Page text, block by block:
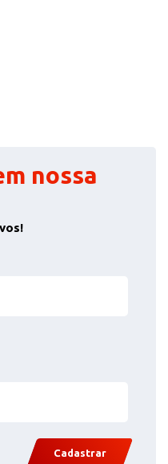
nossa
Cadastrar